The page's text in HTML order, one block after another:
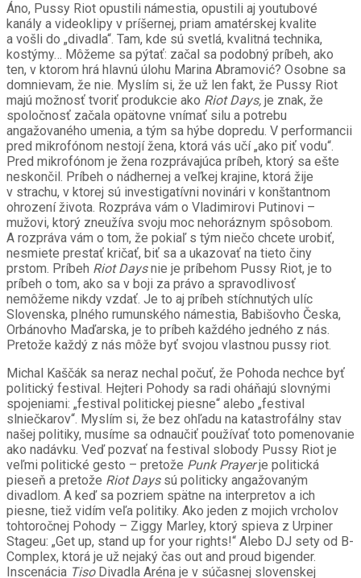
Áno, Pussy Riot opustili námestia, opustili aj youtubové
kanály a videoklipy v príšernej, priam amatérskej kvalite
a vošli do „divadla“. Tam, kde sú svetlá, kvalitná technika,
kostýmy… Môžeme sa pýtať: začal sa podobný príbeh, ako
ten, v ktorom hrá hlavnú úlohu Marina Abramović? Osobne sa
domnievam, že nie. Myslím si, že už len fakt, že Pussy Riot
majú možnosť tvoriť produkcie ako Riot Days, je znak, že
spoločnosť začala opätovne vnímať silu a potrebu
angažovaného umenia, a tým sa hýbe dopredu. V performancii
pred mikrofónom nestojí žena, ktorá vás učí „ako piť vodu“.
Pred mikrofónom je žena rozprávajúca príbeh, ktorý sa ešte
neskončil. Príbeh o nádhernej a veľkej krajine, ktorá žije
v strachu, v ktorej sú investigatívni novinári v konštantnom
ohrození života. Rozpráva vám o Vladimirovi Putinovi –
mužovi, ktorý zneužíva svoju moc nehoráznym spôsobom.
A rozpráva vám o tom, že pokiaľ s tým niečo chcete urobiť,
nesmiete prestať kričať, biť sa a ukazovať na tieto činy
prstom. Príbeh Riot Daysnie je príbehom Pussy Riot, je to
príbeh o tom, ako sa v boji za právo a spravodlivosť
nemôžeme nikdy vzdať. Je to aj príbeh stíchnutých ulíc
Slovenska, plného rumunského námestia, Babišovho Česka,
Orbánovho Maďarska, je to príbeh každého jedného z nás.
Pretože každý z nás môže byť svojou vlastnou pussy riot.
Michal Kaščák sa neraz nechal počuť, že Pohoda nechce byť
politický festival. Hejteri Pohody sa radi oháňajú slovnými
spojeniami: „festival politickej piesne“ alebo „festival
slniečkarov“. Myslím si, že bez ohľadu na katastrofálny stav
našej politiky, musíme sa odnaučiť používať toto pomenovanie
ako nadávku. Veď pozvať na festival slobody Pussy Riot je
veľmi politické gesto – pretože Punk Prayerje politická
pieseň a pretože Riot Dayssú politicky angažovaným
divadlom. A keď sa pozriem spätne na interpretov a ich
piesne, tiež vidím veľa politiky. Ako jeden z mojich vrcholov
tohtoročnej Pohody – Ziggy Marley, ktorý spieva z Urpiner
Stageu: „Get up, stand up for your rights!“ Alebo DJ sety od B-
Complex, ktorá je už nejaký čas out and proud bigender.
Inscenácia Tiso Divadla Aréna je v súčasnej slovenskej